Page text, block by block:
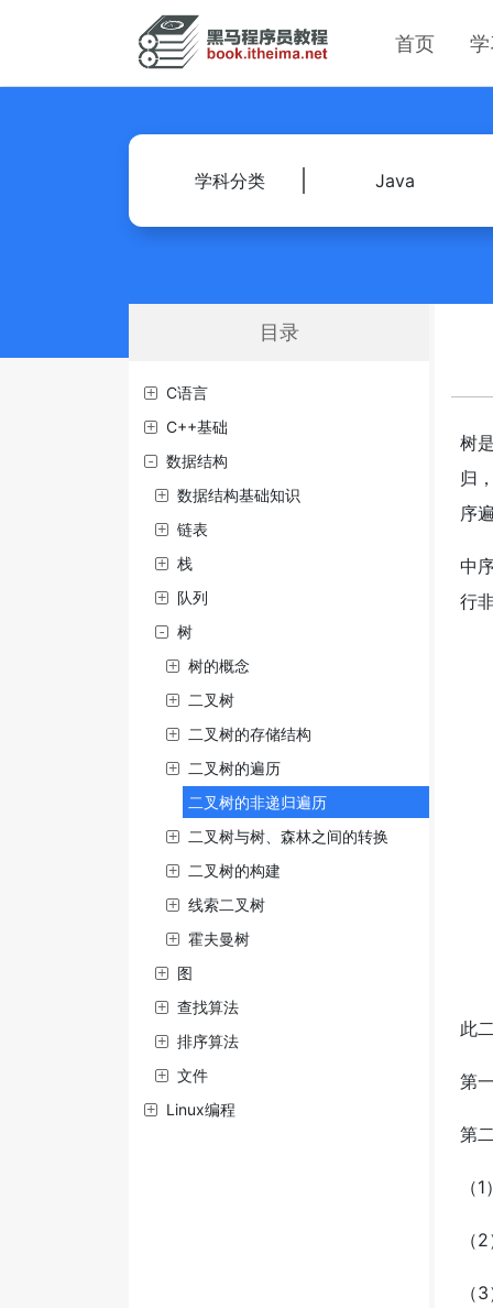
首页
学科分类 Java
目录
C语言
C++基础
数据结构
数据结构基础知识
链表
栈
队列
树
树的概念
二叉树
二叉树的存储结构
二叉树的遍历
二叉树的非递归遍历
二叉树与树、森林之间的转换
二叉树的构建
线索二叉树
霍夫曼树
图
查找算法
排序算法
文件
Linux编程
树
归
序
中
行
此
第
第
（
（
（